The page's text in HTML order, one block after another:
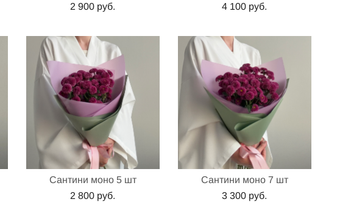
2 900 pуб.
4 100 pуб.
Сантини моно 5 шт
2 800 pуб.
Сантини моно 7 шт
3 300 pуб.